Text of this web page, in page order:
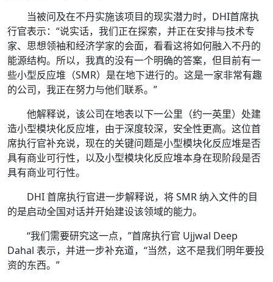
当被问及在不丹实施该项目的现实潜力时，DHI首席执
行官表示：“说实话，我们正在探索，并正在安排与技术专
家、思想领袖和经济学家的会面，看看这将如何融入不丹的
能源结构。所以，我真的没有一个明确的答案，但目前有一
些小型反应堆（SMR）是在地下进行的。这是一家非常有趣
的公司，我正在努力与他们联系。”
他解释说，该公司在地表以下一公里（约一英里）处建
造小型模块化反应堆，由于深度较深，安全性更高。这位首
席执行官补充说，现在的关键问题是小型模块化反应堆是否
具有商业可行性，以及小型模块化反应堆本身在现阶段是否
具有商业可行性。
DHI 首席执行官进一步解释说，将 SMR 纳入文件的目
的是启动全国对话并开始建设该领域的能力。
“我们需要研究这一点，”首席执行官 Ujjwal Deep
Dahal 表示，并进一步补充道，“当然，这不是我们明年要投
资的东西。”